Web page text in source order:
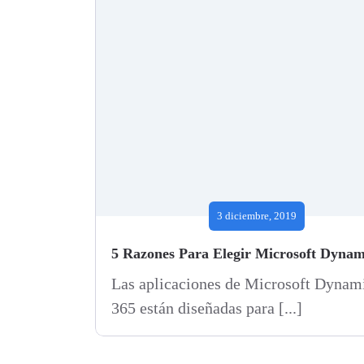
3 diciembre, 2019
Las aplicaciones de Microsoft
365 están diseñadas para [...]